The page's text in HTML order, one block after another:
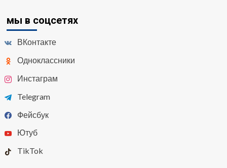
мы в соцсетях
ВКонтакте
Одноклассники
Инстаграм
Telegram
Фейсбук
Ютуб
TikTok